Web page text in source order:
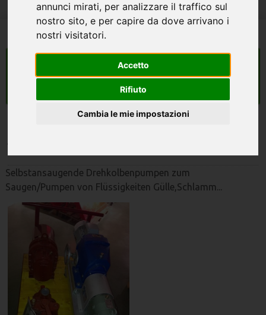
annunci mirati, per analizzare il traffico sul
nostro sito, e per capire da dove arrivano i
nostri visitatori.
Accetto
Rifiuto
Cambia le mie impostazioni
Selbstansaugende Drehkolbenpumpen zum
Saugen/Pumpen von Flüssigkeiten Gülle,Schlamm...